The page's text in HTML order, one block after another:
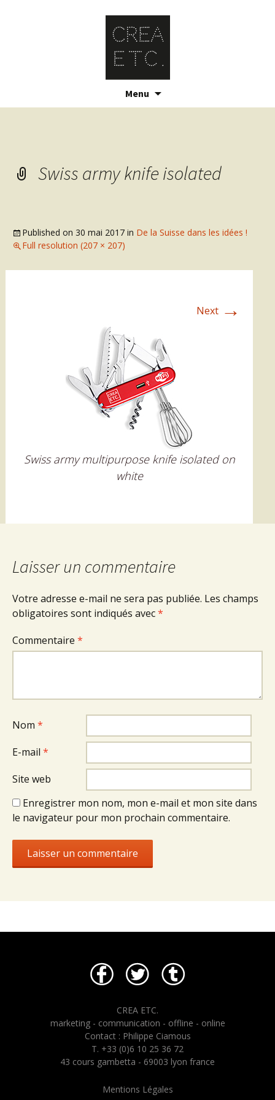
Menu
Swiss army knife isolated
Published on 30 mai 2017 in De la Suisse dans les idées !
Full resolution (207 × 207)
Next →
Swiss army multipurpose knife isolated on
white
Laisser un commentaire
Votre adresse e-mail ne sera pas publiée. Les champs
obligatoires sont indiqués avec*
Commentaire *
Nom *
E-mail *
Site web
Enregistrer mon nom, mon e-mail et mon site dans
le navigateur pour mon prochain commentaire.
CREA ETC.
marketing - communication - offline - online
Contact : Philippe Ciamous
T. +33 (0)6 10 25 36 72
43 cours gambetta - 69003 lyon france
Mentions Légales